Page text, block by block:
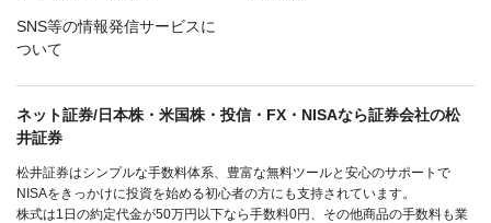
SNS等の情報発信サービスに
ついて
ネット証券/日本株・米国株・投信・FX・NISAなら証券会社の松
井証券
松井証券はシンプルな手数料体系、豊富な無料ツールと安心のサポートで
NISAをきっかけに投資を始める初心者の方にも支持されています。
株式は1日の約定代金が50万円以下なら手数料0円、その他商品の手数料も業